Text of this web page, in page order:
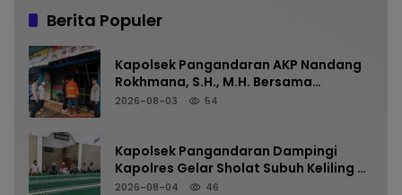
Berita Populer
Kapolsek Pangandaran AKP Nandang
Rokhmana, S.H., M.H. Bersama
Anggota Cek TKP Kebakaran Ruko
2026-08-03 54
Kapolsek Pangandaran Dampingi
Kapolres Gelar Sholat Subuh Keliling di
Masjid Jami Al-Furqon, Pererat
2026-08-04 46